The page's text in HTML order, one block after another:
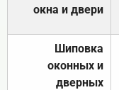
окна и двери
Шиповка
оконных и
дверных